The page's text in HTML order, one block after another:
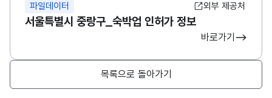
파일데이터 외부 제공처
서울특별시 중랑구_숙박업 인허가 정보
바로가기
목록으로 돌아가기